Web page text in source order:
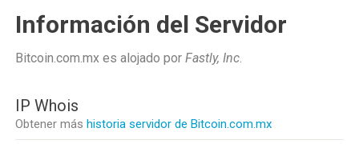
Información del Servidor
Bitcoin.com.mx es alojado por Fastly, Inc.
IP Whois
Obtener más historia servidor de Bitcoin.com.mx